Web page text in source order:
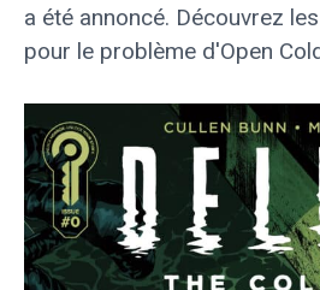
a été annoncé. Découvrez
pour le problème d'Open